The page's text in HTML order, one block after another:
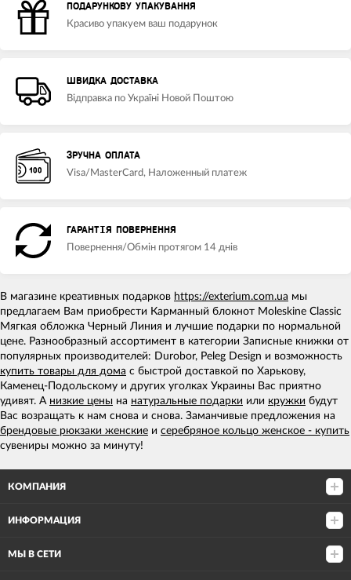
ПОДАРУНКОВУ УПАКУВАННЯ
Красиво упакуем ваш подарунок
ШВИДКА ДОСТАВКА
Відправка по Україні Новой Поштою
ЗРУЧНА ОПЛАТА
Visa/MasterCard, Наложенный платеж
ГАРАНТІЯ ПОВЕРНЕННЯ
Повернення/Обмін протягом 14 днів
В магазине креативных подарков https://exterium.com.ua мы
предлагаем Вам приобрести Карманный блокнот Moleskine Classic
Мягкая обложка Черный Линия и лучшие подарки по нормальной
цене. Разнообразный ассортимент в категории Записные книжки от
популярных производителей: Durobor, Peleg Design и возможность
купить товары для дома с быстрой доставкой по Харькову,
Каменец-Подольскому и других уголках Украины Вас приятно
удивят. А низкие цены на натуральные подарки или кружки будут
Вас возращать к нам снова и снова. Заманчивые предложения на
брендовые рюкзаки женские и серебряное кольцо женское - купить
сувениры можно за минуту!
КОМПАНИЯ
ИНФОРМАЦИЯ
МЫ В СЕТИ